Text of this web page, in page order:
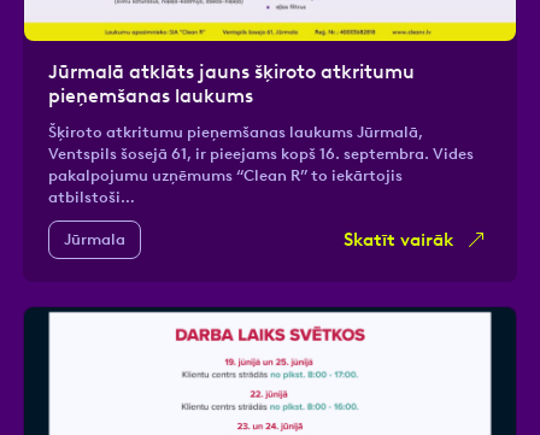
Jūrmalā atklāts jauns šķiroto atkritumu
pieņemšanas laukums
Šķiroto atkritumu pieņemšanas laukums Jūrmalā,
Ventspils šosejā 61, ir pieejams kopš 16. septembra. Vides
pakalpojumu uzņēmums “Clean R” to iekārtojis
atbilstoši…
Jūrmala Skatīt vairāk